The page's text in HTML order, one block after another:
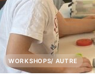
WORKSHOPS/ AUTRE